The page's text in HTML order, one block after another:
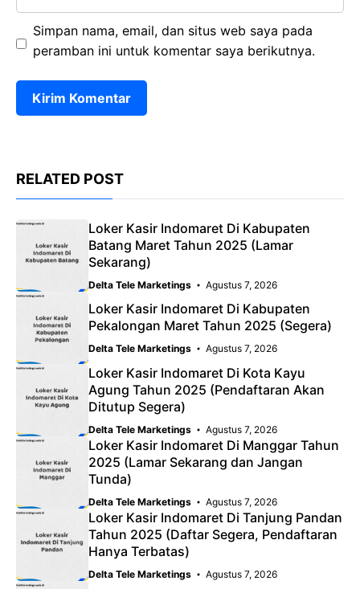
Simpan nama, email, dan situs web saya pada
peramban ini untuk komentar saya berikutnya.
RELATED POST
Loker Kasir Indomaret Di Kabupaten
Batang Maret Tahun 2025 (Lamar
Sekarang)
Delta Tele Marketings Agustus 7, 2026
Loker Kasir Indomaret Di Kabupaten
Pekalongan Maret Tahun 2025 (Segera)
Delta Tele Marketings Agustus 7, 2026
Loker Kasir Indomaret Di Kota Kayu
Agung Tahun 2025 (Pendaftaran Akan
Ditutup Segera)
Delta Tele Marketings Agustus 7, 2026
Loker Kasir Indomaret Di Manggar Tahun
2025 (Lamar Sekarang dan Jangan
Tunda)
Delta Tele Marketings Agustus 7, 2026
Loker Kasir Indomaret Di Tanjung Pandan
Tahun 2025 (Daftar Segera, Pendaftaran
Hanya Terbatas)
Delta Tele Marketings Agustus 7, 2026